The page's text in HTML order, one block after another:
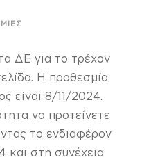
ΔΕ για το τρέχον
Η προθεσμία
είναι 8/11/2024.
να προτείνετε
το ενδιαφέρον
και στη συνέχεια